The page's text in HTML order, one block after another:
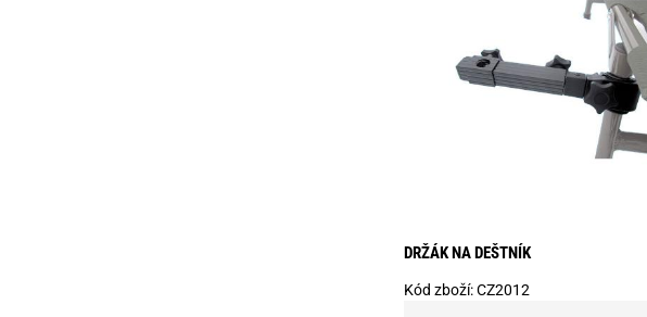
DRŽÁK NA DEŠTNÍK
Kód zboží:CZ2012